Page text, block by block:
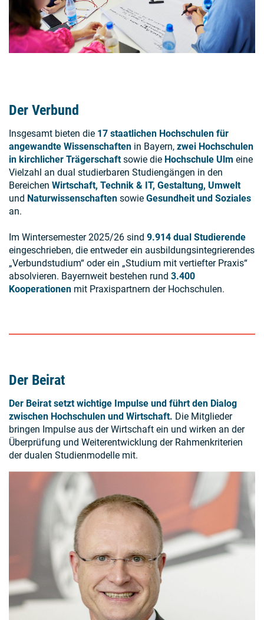
Der Verbund
Insgesamt bieten die 17 staatlichen Hochschulen für
angewandte Wissenschaften in Bayern, zwei Hochschulen
in kirchlicher Trägerschaftsowie die Hochschule Ulm eine
Vielzahl an dual studierbaren Studiengängen in den
Bereichen Wirtschaft, Technik & IT, Gestaltung, Umwelt
und Naturwissenschaften sowie Gesundheit und Soziales
an.
Im Wintersemester 2025/26 sind 9.914 dual Studierende
eingeschrieben, die entweder ein ausbildungsintegrierendes
„Verbundstudium“ oder ein „Studium mit vertiefter Praxis“
absolvieren. Bayernweit bestehen rund 3.400
Kooperationen mit Praxispartnern der Hochschulen.
Der Beirat
Der Beirat setzt wichtige Impulse und führt den Dialog
zwischen Hochschulen und Wirtschaft. Die Mitglieder
bringen Impulse aus der Wirtschaft ein und wirken an der
Überprüfung und Weiterentwicklung der Rahmenkriterien
der dualen Studienmodelle mit.